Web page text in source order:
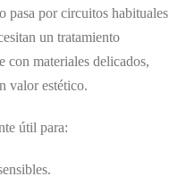
pasa por circuitos habituales
un tratamiento
con materiales delicados,
valor estético.
útil para: